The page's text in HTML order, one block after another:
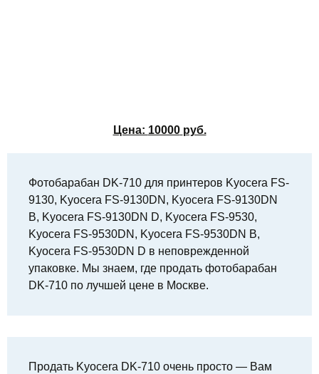
Цена: 10000 руб.
Фотобарабан DK-710 для принтеров Kyocera FS-
9130, Kyocera FS-9130DN, Kyocera FS-9130DN
B, Kyocera FS-9130DN D, Kyocera FS-9530,
Kyocera FS-9530DN, Kyocera FS-9530DN B,
Kyocera FS-9530DN D в неповрежденной
упаковке. Мы знаем, где продать фотобарабан
DK-710 по лучшей цене в Москве.
Продать Kyocera DK-710 очень просто — Вам